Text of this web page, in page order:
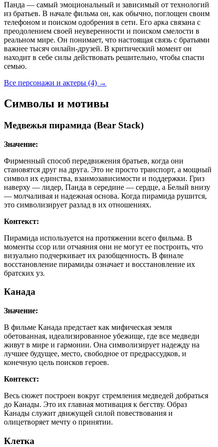
Панда — самый эмоциональный и зависимый от технологий
из братьев. В начале фильма он, как обычно, поглощен своим
телефоном и поиском одобрения в сети. Его арка связана с
преодолением своей неуверенности и поиском смелости в
реальном мире. Он понимает, что настоящая связь с братьями
важнее тысяч онлайн-друзей. В критический момент он
находит в себе силы действовать решительно, чтобы спасти
семью.
Все персонажи и актеры (4) →
Символы и мотивы
Медвежья пирамида (Bear Stack)
Значение:
Фирменный способ передвижения братьев, когда они
становятся друг на друга. Это не просто транспорт, а мощный
символ их единства, взаимозависимости и поддержки. Гриз
наверху — лидер, Панда в середине — сердце, а Белый внизу
— молчаливая и надежная основа. Когда пирамида рушится,
это символизирует разлад в их отношениях.
Контекст:
Пирамида используется на протяжении всего фильма. В
моменты ссор или отчаяния они не могут ее построить, что
визуально подчеркивает их разобщенность. В финале
восстановление пирамиды означает и восстановление их
братских уз.
Канада
Значение:
В фильме Канада предстает как мифическая земля
обетованная, идеализированное убежище, где все медведи
живут в мире и гармонии. Она символизирует надежду на
лучшее будущее, место, свободное от предрассудков, и
конечную цель поисков героев.
Контекст:
Весь сюжет построен вокруг стремления медведей добраться
до Канады. Это их главная мотивация к бегству. Образ
Канады служит движущей силой повествования и
олицетворяет мечту о принятии.
Клетка